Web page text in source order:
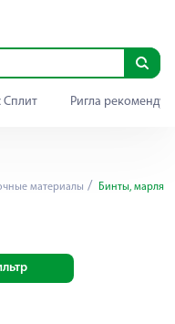
Сплит Ригла
материалы Бинты, марля